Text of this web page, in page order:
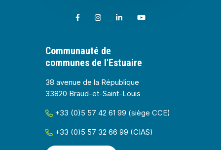
Lien vers le compte Facebook
Lien vers le compte Instagram
Lien vers le compte Linkedin
Lien vers la chaîne
Communauté de
communes de l'Estuaire
38 avenue de la République
33820 Braud-et-Saint-Louis
+33 (0)5 57 42 61 99 (siège CCE)
+33 (0)5 57 32 66 99 (CIAS)